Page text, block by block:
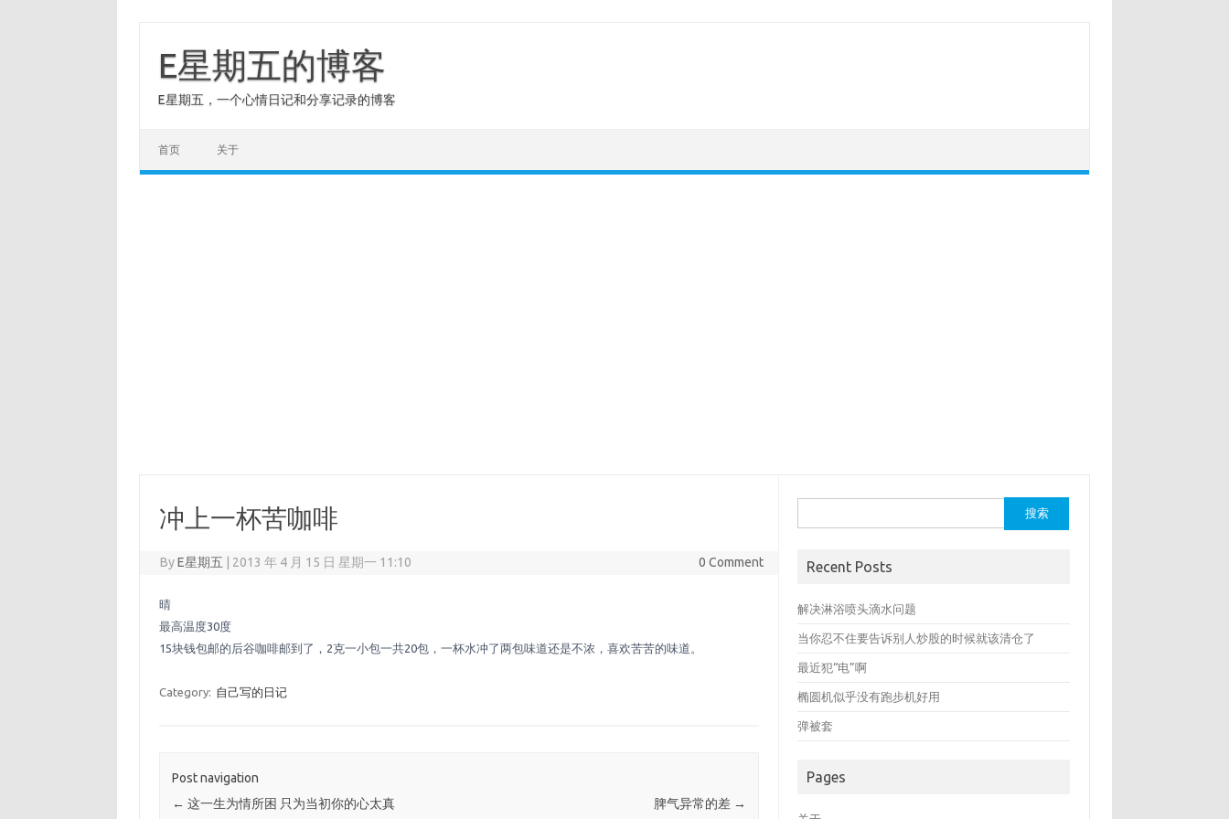
contentE星期五的博客
E星期五，一个心情日记和分享记录的博客
首页 关于
冲上一杯苦咖啡
ByE星期五 2013 年 4 月 15 日 星期一 11:10 0 Comment
晴
最高温度30度
15块钱包邮的后谷咖啡邮到了，2克一小包一共20包，一杯水冲了两包味道还是不浓，喜欢苦苦的味道。
Category: 自己写的日记
Post navigation
← 这一生为情所困 只为当初你的心太真 脾气异常的差 →
索：
Recent Posts
解决淋浴喷头滴水问题
当你忍不住要告诉别人炒股的时候就该清仓了
最近犯“电”啊
椭圆机似乎没有跑步机好用
弹被套
Pages